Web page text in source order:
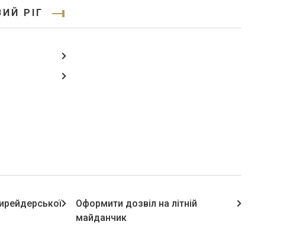
РІГ
Оформити дозвіл на літній
майданчик